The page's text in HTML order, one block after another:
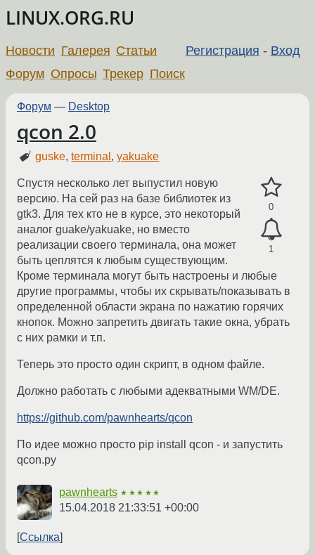
LINUX.ORG.RU
Регистрация - Вход
Новости Галерея Статьи
Форум Опросы Трекер Поиск
Форум — Desktop
qcon 2.0
guske,terminal ,yakuake
0
1
Спустя несколько лет выпустил новую
версию. На сей раз на базе библиотек из
gtk3. Для тех кто не в курсе, это некоторый
аналог guake/yakuake, но вместо
реализации своего терминала, она может
быть цеплятся к любым существующим.
Кроме терминала могут быть настроены и любые
другие программы, чтобы их скрывать/показывать в
определенной области экрана по нажатию горячих
кнопок. Можно запретить двигать такие окна, убрать
с них рамки и т.п.
Теперь это просто один скрипт, в одном файле.
Должно работать с любыми адекватными WM/DE.
https://github.com/pawnhearts/qcon
По идее можно просто pip install qcon - и запустить
qcon.py
pawnhearts ★★★★★
15.04.2018 21:33:51 +00:00
Ссылка